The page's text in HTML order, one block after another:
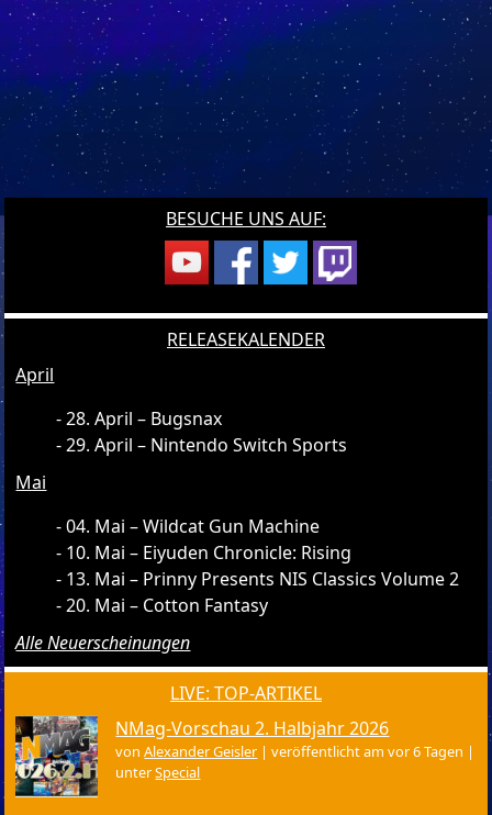
BESUCHE UNS AUF:
RELEASEKALENDER
April
28. April – Bugsnax
29. April – Nintendo Switch Sports
Mai
04. Mai – Wildcat Gun Machine
10. Mai – Eiyuden Chronicle: Rising
13. Mai – Prinny Presents NIS Classics Volume 2
20. Mai – Cotton Fantasy
Alle Neuerscheinungen
LIVE: TOP-ARTIKEL
NMag-Vorschau 2. Halbjahr 2026
vonAlexander Geisler |veröffentlicht am vor 6 Tagen |
unterSpecial